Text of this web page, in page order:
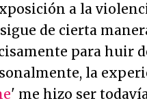
a la
de cierta
para huir
la
' me hizo ser